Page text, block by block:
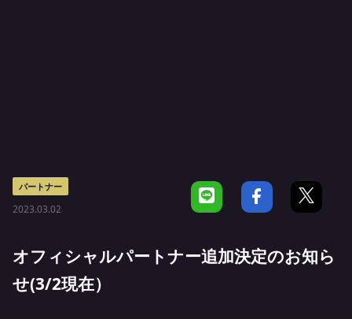
パートナー
2023.03.02
オフィシャルパートナー追加決定のお知ら
せ(3/2現在）